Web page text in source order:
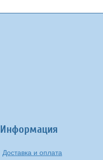
Информация
Доставка и оплата